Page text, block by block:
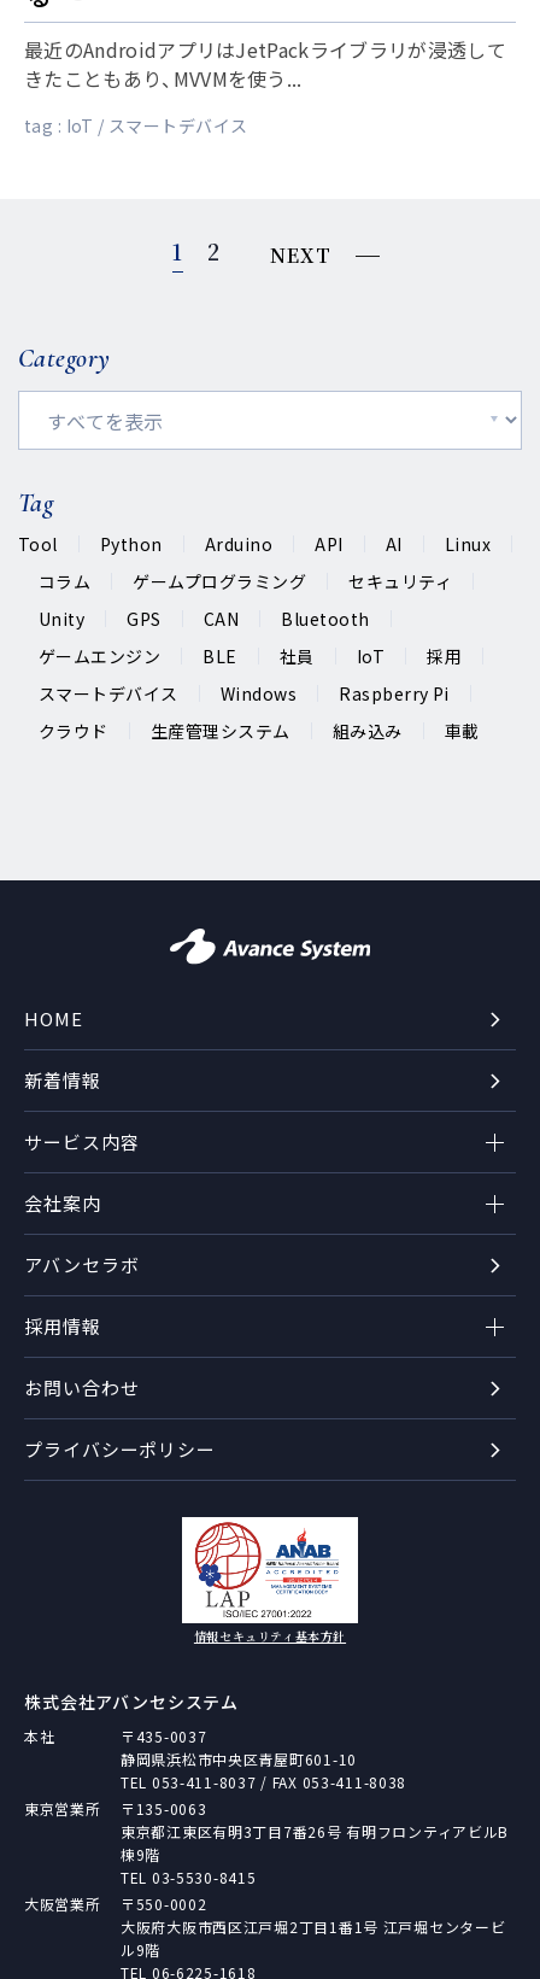
最近のAndroidアプリはJetPackライブラリが浸透して
きたこともあり、MVVMを使う...
tag : IoT スマートデバイス
1 2 NEXT
Category
Tag
Tool Python Arduino API AI
Linux
コラム
ゲームプログラミング
セキュリティ
Unity
GPS CAN
Bluetooth
ゲームエンジン
BLE 社員 IoT
採用
スマートデバイス
Windows
Raspberry Pi
クラウド
生産管理システム 組み込み 車載
HOME
サービス内容
会社案内
採用情報
アバンセラボ
新着情報
お問い合わせ
プライバシーポリシー
株式会社アバンセシステム
本社
〒435-0037
静岡県浜松市中央区青屋町601-10
TEL 053-411-8037 / FAX 053-411-8038
東京営業所
〒135-0063
東京都江東区有明3丁目7番26号 有明フロンティアビルB
棟9階
TEL 03-5530-8415
大阪営業所
〒550-0002
大阪府大阪市西区江戸堀2丁目1番1号 江戸堀センタービ
ル9階
TEL 06-6225-1618
情報セキュリティ基本方針